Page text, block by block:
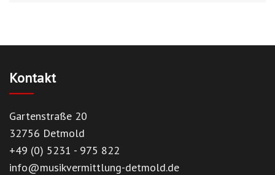
Kontakt
Gartenstraße 20
32756 Detmold
+49 (0) 5231 - 975 822
info@musikvermittlung-detmold.de